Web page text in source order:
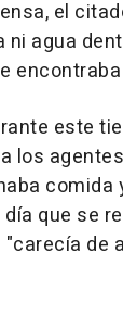
el
agua
este
los
comida
que se
de